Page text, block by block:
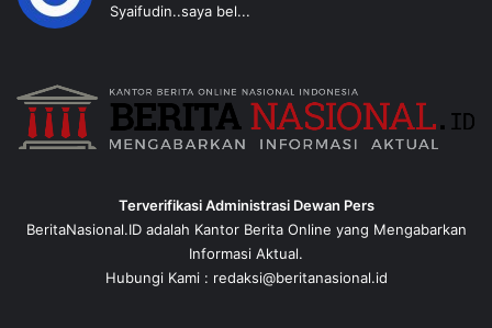
Syaifudin..saya bel...
Terverifikasi Administrasi Dewan Pers
BeritaNasional.ID adalah Kantor Berita Online yang Mengabarkan
Informasi Aktual.
Hubungi Kami : redaksi@beritanasional.id